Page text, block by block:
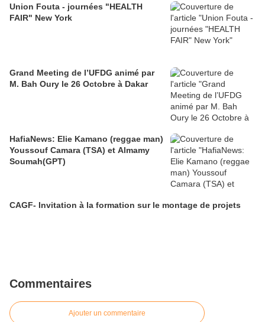
Union Fouta - journées "HEALTH
FAIR" New York
Grand Meeting de l’UFDG animé par
M. Bah Oury le 26 Octobre à Dakar
HafiaNews: Elie Kamano (reggae man)
Youssouf Camara (TSA) et Almamy
Soumah(GPT)
CAGF- Invitation à la formation sur le montage de projets
Commentaires
Ajouter un commentaire